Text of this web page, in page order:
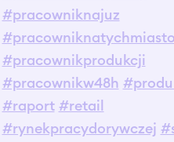
#pracowniknajuz
#pracownikprodukcji
#pracownikw48h
#raport #retail
#rynekpracydorywczej